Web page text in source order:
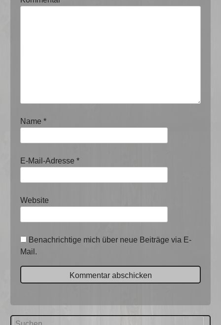
Name*
E-Mail-Adresse*
Website
Benachrichtige mich über neue Beiträge via E-
Mail.
Suchen